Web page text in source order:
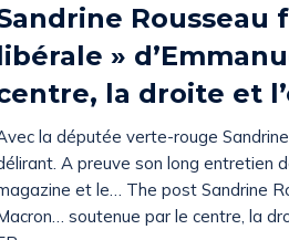
»
la droite et
la députée verte-rouge
A preuve son long entretien
et le… The post Sandrine
soutenue par le centre, la